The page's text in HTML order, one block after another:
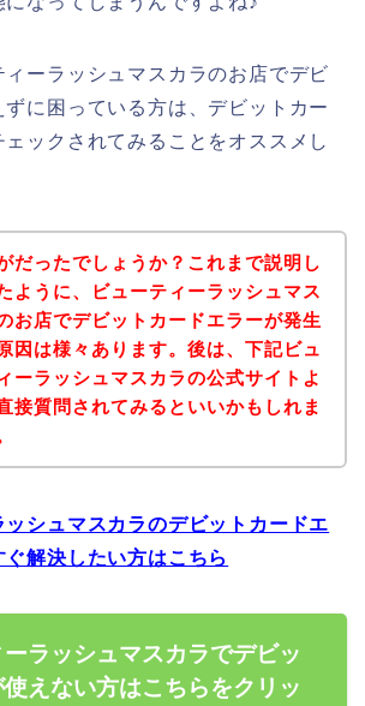
ーラッシュマスカラのお店でデビ
ずに困っている方は、デビットカー
ェックされてみることをオススメし
だったでしょうか？これまで説明し
ように、ビューティーラッシュマス
お店でデビットカードエラーが発生
因は様々あります。後は、下記ビュ
ーラッシュマスカラの公式サイトよ
接質問されてみるといいかもしれま
ッシュマスカラのデビットカードエ
解決したい方はこちら
ーラッシュマスカラでデビッ
使えない方はこちらをクリッ